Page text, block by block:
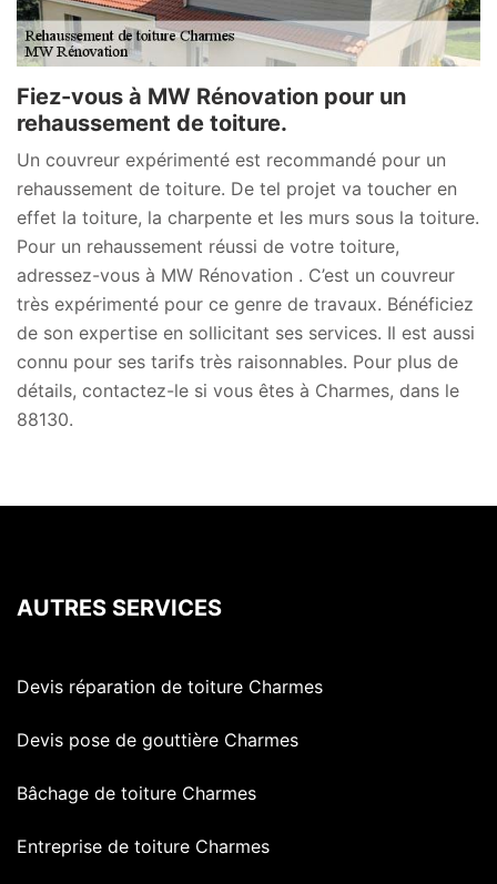
Fiez-vous à MW Rénovation pour un
rehaussement de toiture.
Un couvreur expérimenté est recommandé pour un
rehaussement de toiture. De tel projet va toucher en
effet la toiture, la charpente et les murs sous la toiture.
Pour un rehaussement réussi de votre toiture,
adressez-vous à MW Rénovation . C’est un couvreur
très expérimenté pour ce genre de travaux. Bénéficiez
de son expertise en sollicitant ses services. Il est aussi
connu pour ses tarifs très raisonnables. Pour plus de
détails, contactez-le si vous êtes à Charmes, dans le
88130.
AUTRES SERVICES
Devis réparation de toiture Charmes
Devis pose de gouttière Charmes
Bâchage de toiture Charmes
Entreprise de toiture Charmes